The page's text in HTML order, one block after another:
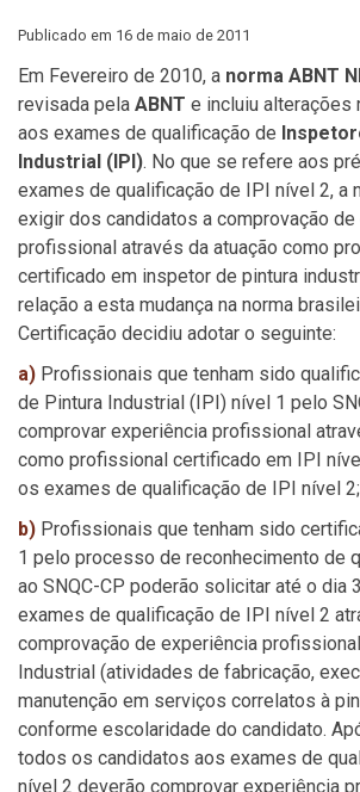
Publicado em 16 de maio de 2011
Em Fevereiro de 2010, a norma ABNT
revisada pela ABNT e incluiu
aos exames de qualificação de
Industrial (IPI). No que se refere aos
exames de qualificação de IPI nível 2, a
exigir dos candidatos a comprovação
profissional através da atuação como
certificado em inspetor de pintura
relação a esta mudança na norma
Certificação decidiu adotar o seguinte:
a) Profissionais que tenham sido
de Pintura Industrial (IPI) nível 1 pelo
comprovar experiência profissional
como profissional certificado em IPI
os exames de qualificação de IPI nível 2;
b) Profissionais que tenham sido
1 pelo processo de reconhecimento de
ao SNQC-CP poderão solicitar até o
exames de qualificação de IPI nível 2
comprovação de experiência
Industrial (atividades de fabricação,
manutenção em serviços correlatos à
conforme escolaridade do candidato.
todos os candidatos aos exames de
nível 2 deverão comprovar experiência